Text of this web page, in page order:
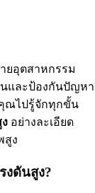
ยอุตสาหกรรม
นและป้องกันปัญหา
ณไปรู้จักทุกขั้น
อย่างละเอียด
สูง
งดันสูง?